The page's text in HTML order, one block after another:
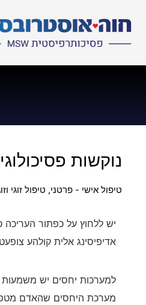
נוקשות
טיפול אישי - פרטני, טיפול זוגי
יש ללחוץ על כפתור
אדיפיסינג אלית קולהע
למערכות יחסים יש
מערכת היחסים שהאדם